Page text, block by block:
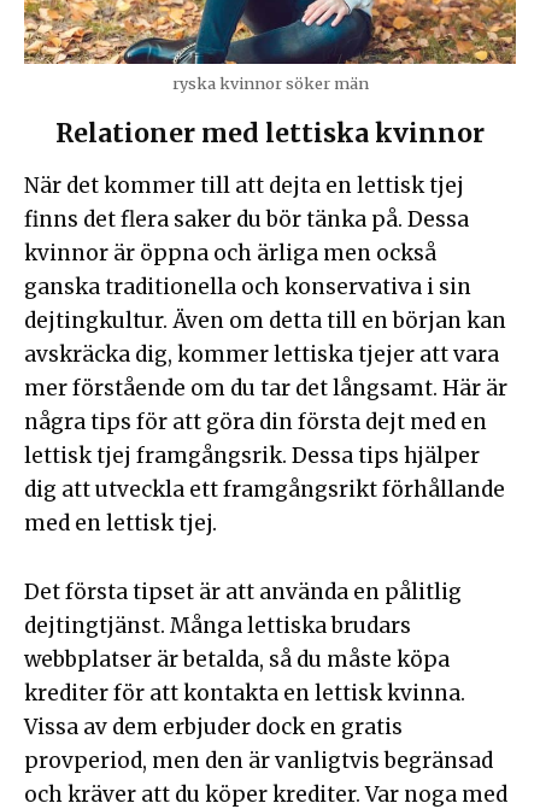
ryska kvinnor söker män
Relationer med lettiska kvinnor
När det kommer till att dejta en lettisk tjej
finns det flera saker du bör tänka på. Dessa
kvinnor är öppna och ärliga men också
ganska traditionella och konservativa i sin
dejtingkultur. Även om detta till en början kan
avskräcka dig, kommer lettiska tjejer att vara
mer förstående om du tar det långsamt. Här är
några tips för att göra din första dejt med en
lettisk tjej framgångsrik. Dessa tips hjälper
dig att utveckla ett framgångsrikt förhållande
med en lettisk tjej.
Det första tipset är att använda en pålitlig
dejtingtjänst. Många lettiska brudars
webbplatser är betalda, så du måste köpa
krediter för att kontakta en lettisk kvinna.
Vissa av dem erbjuder dock en gratis
provperiod, men den är vanligtvis begränsad
och kräver att du köper krediter. Var noga med